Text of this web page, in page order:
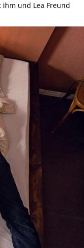
und Lea Freund